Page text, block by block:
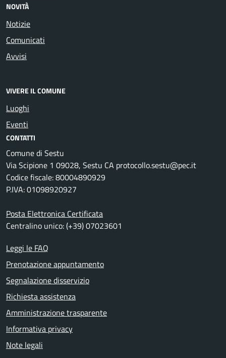
NOVITÀ
Notizie
Comunicati
Avvisi
VIVERE IL COMUNE
Luoghi
Eventi
CONTATTI
Comune di Sestu
Via Scipione 1 09028, Sestu CA protocollo.sestu@pec.it
Codice fiscale: 80004890929
P.IVA: 01098920927
Posta Elettronica Certificata
Centralino unico: (+39) 07023601
Leggi le FAQ
Prenotazione appuntamento
Segnalazione disservizio
Richiesta assistenza
Amministrazione trasparente
Informativa privacy
Note legali